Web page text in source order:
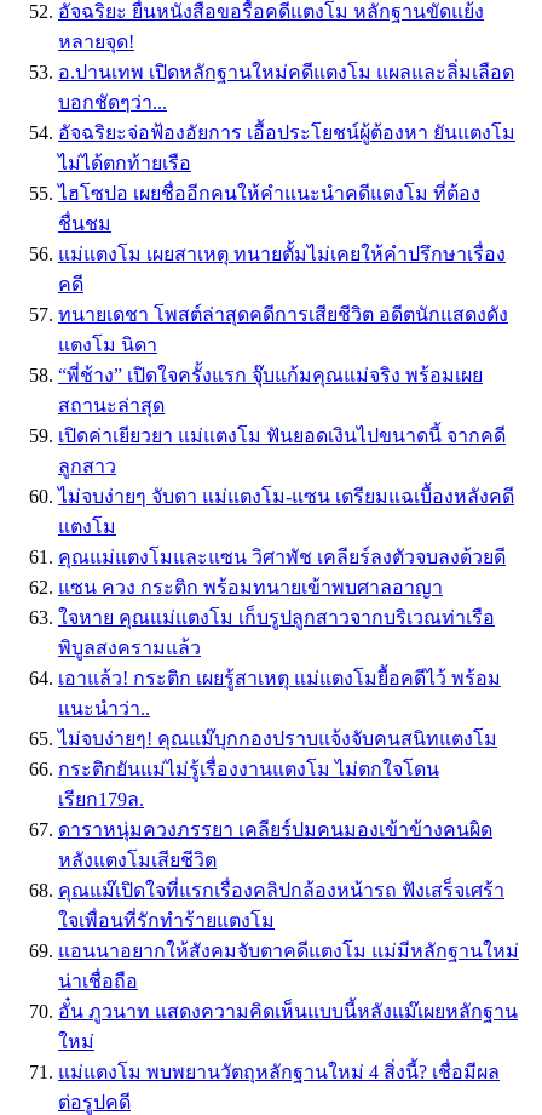
อัจฉริยะ ยื่นหนังสือขอรื้อคดีแตงโม หลักฐานขัดแย้ง
หลายจุด!
อ.ปานเทพ เปิดหลักฐานใหม่คดีแตงโม แผลและลิ่มเลือด
บอกชัดๆว่า...
อัจฉริยะจ่อฟ้องอัยการ เอื้อประโยชน์ผู้ต้องหา ยันแตงโม
ไม่ได้ตกท้ายเรือ
ไฮโซปอ เผยชื่ออีกคนให้คำแนะนำคดีแตงโม ที่ต้อง
ชื่นชม
แม่แตงโม เผยสาเหตุ ทนายตั้มไม่เคยให้คำปรึกษาเรื่อง
คดี
ทนายเดชา โพสต์ล่าสุดคดีการเสียชีวิต อดีตนักแสดงดัง
แตงโม นิดา
“พี่ช้าง” เปิดใจครั้งแรก จุ๊บแก้มคุณแม่จริง พร้อมเผย
สถานะล่าสุด
เปิดค่าเยียวยา แม่แตงโม ฟันยอดเงินไปขนาดนี้ จากคดี
ลูกสาว
ไม่จบง่ายๆ จับตา แม่แตงโม-แซน เตรียมแฉเบื้องหลังคดี
แตงโม
คุณแม่แตงโมและแซน วิศาพัช เคลียร์ลงตัวจบลงด้วยดี
แซน ควง กระติก พร้อมทนายเข้าพบศาลอาญา
ใจหาย คุณแม่แตงโม เก็บรูปลูกสาวจากบริเวณท่าเรือ
พิบูลสงครามแล้ว
เอาแล้ว! กระติก เผยรู้สาเหตุ แม่แตงโมยื้อคดีไว้ พร้อม
แนะนำว่า..
ไม่จบง่ายๆ! คุณแม๊บุกกองปราบแจ้งจับคนสนิทแตงโม
กระติกยันแม่ไม่รู้เรื่องงานแตงโม ไม่ตกใจโดน
เรียก179ล.
ดาราหนุ่มควงภรรยา เคลียร์ปมคนมองเข้าข้างคนผิด
หลังแตงโมเสียชีวิต
คุณแม๊เปิดใจที่แรกเรื่องคลิปกล้องหน้ารถ ฟังเสร็จเศร้า
ใจเพื่อนที่รักทำร้ายแตงโม
แอนนาอยากให้สังคมจับตาคดีแตงโม แม่มีหลักฐานใหม่
น่าเชื่อถือ
อั๋น ภูวนาท แสดงความคิดเห็นแบบนี้หลังแม๊เผยหลักฐาน
ใหม่
แม่แตงโม พบพยานวัตถุหลักฐานใหม่ 4 สิ่งนี้? เชื่อมีผล
ต่อรูปคดี